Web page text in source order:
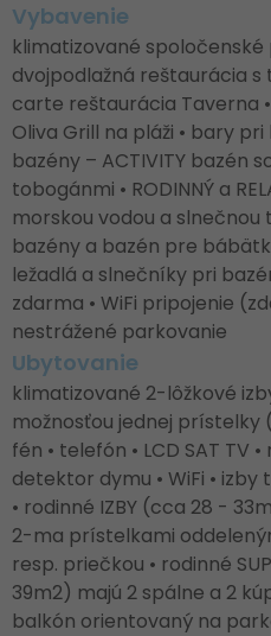
Vybavenie
klimatizované spoločenské
dvojpodlažná reštaurácia s
carte reštaurácia Taverna
Oliva Grill na pláži • bary
bazény – ACTIVITY bazén
tobogánmi • RODINNÝ a
morskou vodou a slnečnou
bazény a bazén pre
ležadlá a slnečníky pri
zdarma • WiFi pripojenie
nestrážené parkovanie
Ubytovanie
klimatizované 2-lôžkové
možnosťou jednej prístelky
fén • telefón • LCD SAT TV
detektor dymu • WiFi • izby
• rodinné IZBY (cca 28 -
2-ma prístelkami
resp. priečkou • rodinné
39m2) majú 2 spálne a 2
balkón orientovaný na